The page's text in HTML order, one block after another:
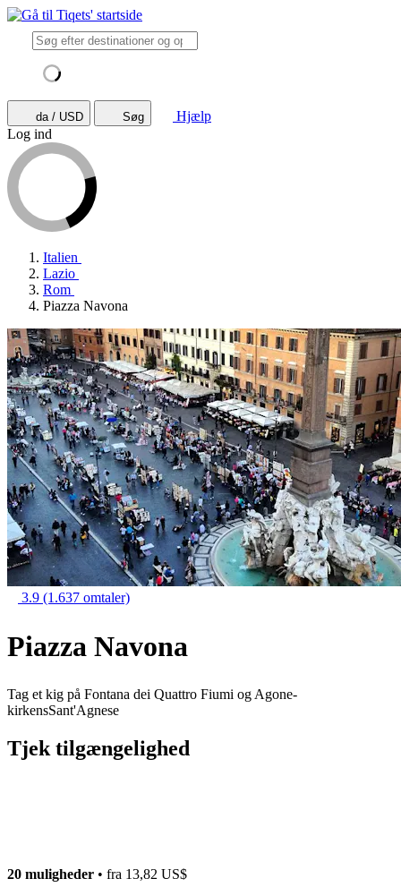
da / USD Søg
Hjælp
Log ind
Italien
Lazio
Rom
Piazza Navona
3.9 (1.637 omtaler)
Piazza Navona
Tag et kig på Fontana dei Quattro Fiumi og Agone-
kirkensSant'Agnese
Tjek tilgængelighed
20 muligheder • fra 13,82 US$